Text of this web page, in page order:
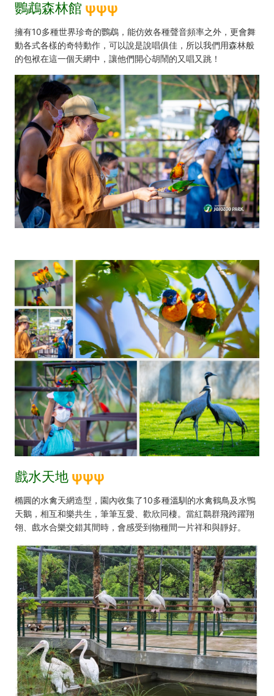
鸚鵡森林館 ψψψ
擁有10多種世界珍奇的鸚鵡，能仿效各種聲音頻率之外，更會舞
動各式各樣的奇特動作，可以說是說唱俱佳，所以我們用森林般
的包袱在這一個天網中，讓他們開心胡鬧的又唱又跳！
戲水天地 ψψψ
橢圓的水禽天網造型，園內收集了10多種溫馴的水禽鶴鳥及水鴨
天鵝，相互和樂共生，筆筆互愛、歡欣同棲。當紅䴉群飛跨躍翔
翎、戲水合樂交錯其間時，會感受到物種間一片祥和與靜好。